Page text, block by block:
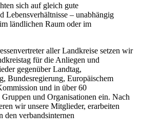
sich auf gleich gute
Lebensverhältnisse – unabhängig
ländlichen Raum oder im
aller Landkreise setzen wir
für die Anliegen und
gegenüber Landtag,
Bundesregierung, Europäischem
und in über 60
und Organisationen ein. Nach
wir unsere Mitglieder, erarbeiten
den verbandsinternen